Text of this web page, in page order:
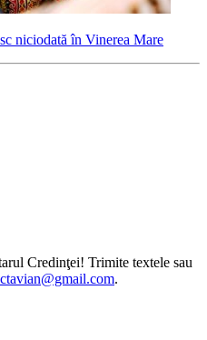
niciodată în Vinerea Mare
Credinţei! Trimite textele sau
.